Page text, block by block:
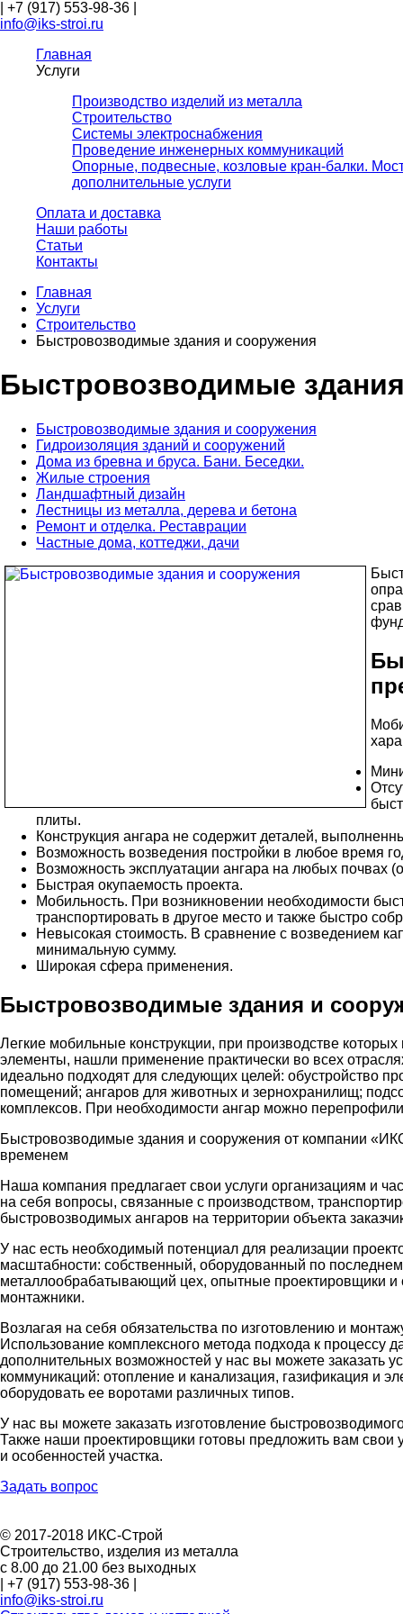
+7 (917) 553-98-36
info@iks-stroi.ru
Главная
Услуги
Производство изделий из металла
Строительство
Системы электроснабжения
Проведение инженерных коммуникаций
Опорные, подвесные, козловые кран-балки.
дополнительные услуги
Оплата и доставка
Наши работы
Статьи
Контакты
Главная
Услуги
Строительство
Быстровозводимые здания и сооружения
Быстровозводимые
Быстровозводимые здания и сооружения
Гидроизоляция зданий и сооружений
Дома из бревна и бруса. Бани. Беседки.
Жилые строения
Ландшафтный дизайн
Лестницы из металла, дерева и бетона
Ремонт и отделка. Реставрации
Частные дома, коттеджи, дачи
плиты.
Конструкция ангара не содержит деталей,
Возможность возведения постройки в любое время
Возможность эксплуатации ангара на любых почвах
Быстрая окупаемость проекта.
Мобильность. При возникновении необходимости
транспортировать в другое место и также быстро
Невысокая стоимость. В сравнение с возведением
минимальную сумму.
Широкая сфера применения.
Быстровозводимые здания и
Легкие мобильные конструкции, при производстве
элементы, нашли применение практически во всех
идеально подходят для следующих целей: обустройство
помещений; ангаров для животных и зернохранилищ;
комплексов. При необходимости ангар можно
Быстровозводимые здания и сооружения от компании
временем
Наша компания предлагает свои услуги организациям и
на себя вопросы, связанные с производством,
быстровозводимых ангаров на территории объекта
У нас есть необходимый потенциал для реализации
масштабности: собственный, оборудованный по
металлообрабатывающий цех, опытные проектировщики и
монтажники.
Возлагая на себя обязательства по изготовлению и
Использование комплексного метода подхода к процессу
дополнительных возможностей у нас вы можете заказать
коммуникаций: отопление и канализация, газификация и
оборудовать ее воротами различных типов.
У нас вы можете заказать изготовление
Также наши проектировщики готовы предложить вам свои
и особенностей участка.
Задать вопрос
© 2017-2018 ИКС-Строй
Строительство, изделия из металла
c 8.00 до 21.00 без выходных
+7 (917) 553-98-36
info@iks-stroi.ru